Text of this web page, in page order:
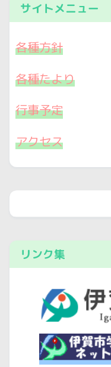
サイトメニュー
各種方針
各種たより
行事予定
アクセス
リンク集